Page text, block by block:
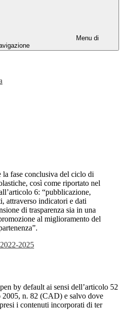
Menu di
la fase conclusiva del ciclo di
così come riportato nel
6: “pubblicazione,
attraverso indicatori e dati
di trasparenza sia in una
al miglioramento del
2025
by default ai sensi dell’articolo 52
2005, n. 82 (CAD) e salvo dove
i contenuti incorporati di ter